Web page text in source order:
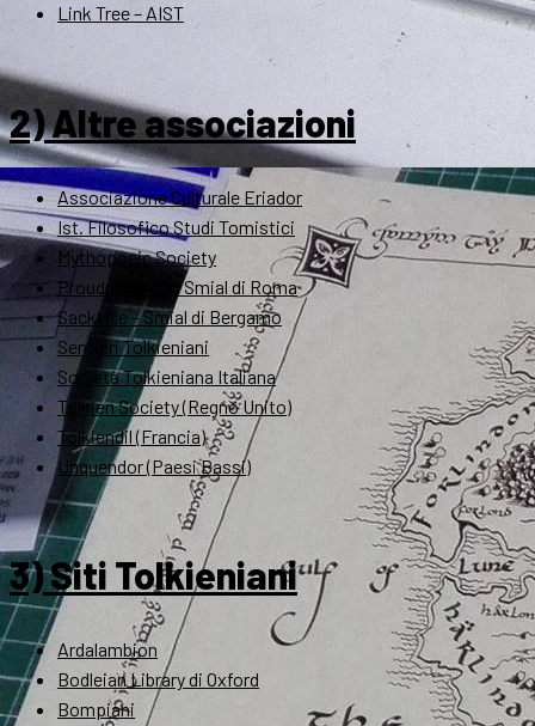
Link Tree – AIST
2) Altre associazioni
Associazione Culturale Eriador
Ist. Filosofico Studi Tomistici
Mythopoeic Society
Proudneck – Lo Smial di Roma
Sackville – Smial di Bergamo
Sentieri Tolkieniani
Società Tolkieniana Italiana
Tolkien Society (Regno Unito)
Tolkiendil (Francia)
Unquendor (Paesi Bassi)
3) Siti Tolkieniani
Ardalambion
Bodleian Library di Oxford
Bompiani